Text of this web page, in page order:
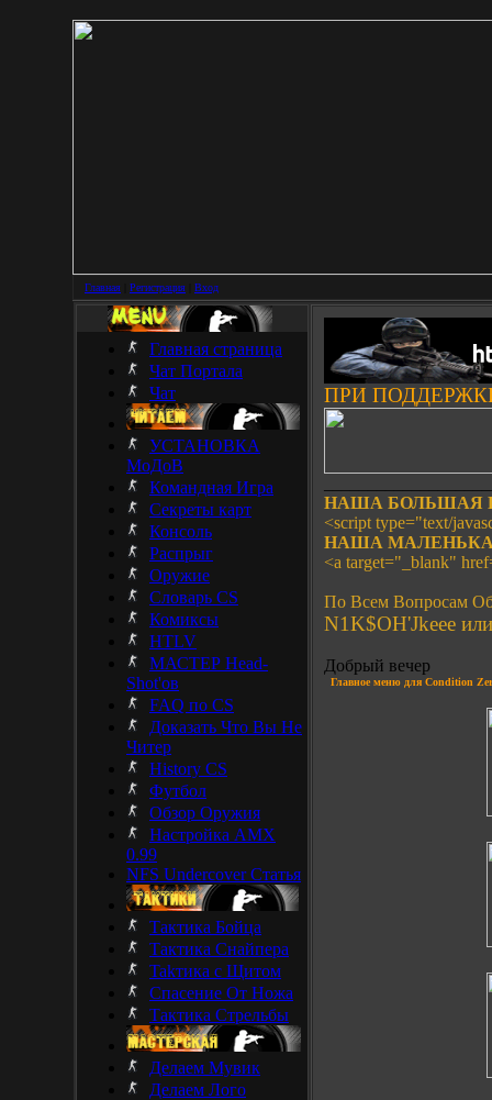
Главная Регистрация Вход
Главная страница
Чат Портала
Чат
УСТАНОВКА
МоДоВ
Командная Игра
Секреты карт
Консоль
Распрыг
Оружие
Словарь CS
Комиксы
HTLV
МАСТЕР Head-
Shot'ов
FAQ по CS
Доказать Что Вы Не
Читер
History CS
Футбол
Обзор Оружия
Настройка AMX
0.99
NFS Undercover Статья
Тактика Бойца
Тактика Снайпера
Takтика с Щитом
Спасение От Ножа
Тактика Стрельбы
Делаем Мувик
Делаем Лого
ПРИ
НАША БОЛЬШАЯ
<script type="text/
НАША
<a target="_blank"
По Всем Вопросам
N1K$OH'Jkeee
Добрый вечер
Главное меню для Condition